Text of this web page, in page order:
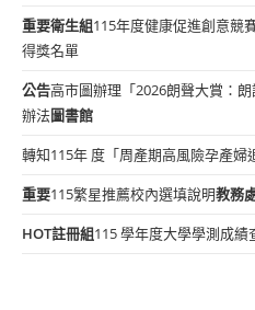
重要衛生組115年度健康促進創意競
得獎名單
公告高市圖辦理「2026朗聲大賞：
辦法圖書館
轉知115年 度「周產期高風險孕產婦
重要115繁星推薦校內選填說明教務
HOT註冊組115 學年度大學學測成績